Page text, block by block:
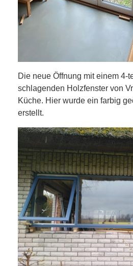
Die neue Öffnung mit einem 4-
schlagenden Holzfenster von
Küche. Hier wurde ein farbig
erstellt.